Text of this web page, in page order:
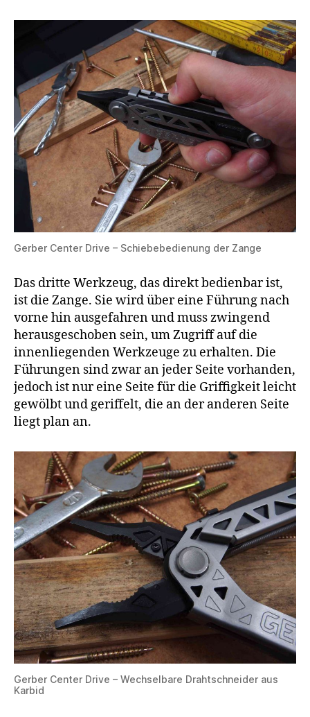
Gerber Center Drive – Schiebebedienung der Zange
Das dritte Werkzeug, das direkt bedienbar ist,
ist die Zange. Sie wird über eine Führung nach
vorne hin ausgefahren und muss zwingend
herausgeschoben sein, um Zugriff auf die
innenliegenden Werkzeuge zu erhalten. Die
Führungen sind zwar an jeder Seite vorhanden,
jedoch ist nur eine Seite für die Griffigkeit leicht
gewölbt und geriffelt, die an der anderen Seite
liegt plan an.
Gerber Center Drive – Wechselbare Drahtschneider aus
Karbid